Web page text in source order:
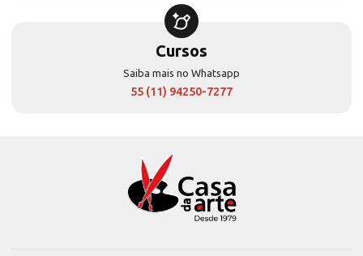
Cursos
Saiba mais no Whatsapp
55 (11) 94250-7277